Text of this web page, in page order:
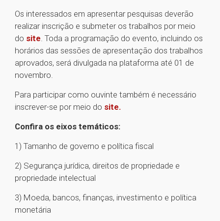
Os interessados em apresentar pesquisas deverão
realizar inscrição e submeter os trabalhos por meio
do site. Toda a programação do evento, incluindo os
horários das sessões de apresentação dos trabalhos
aprovados, será divulgada na plataforma até 01 de
novembro.
Para participar como ouvinte também é necessário
inscrever-se por meio do site.
Confira os eixos temáticos:
1) Tamanho de governo e política fiscal
2) Segurança jurídica, direitos de propriedade e
propriedade intelectual
3) Moeda, bancos, finanças, investimento e política
monetária